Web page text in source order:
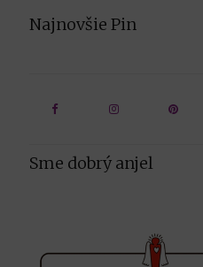
Najnovšie Pin
Sme dobrý anjel